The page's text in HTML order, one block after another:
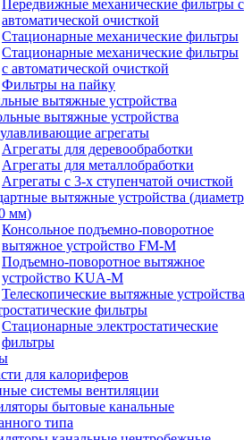
Передвижные механические фильтры с
автоматической очисткой
Стационарные механические фильтры
Стационарные механические фильтры
с автоматической очисткой
Фильтры на пайку
вытяжные устройства
вытяжные устройства
агрегаты
Агрегаты для деревообработки
Агрегаты для металлобработки
Агрегаты с 3-х ступенчатой очисткой
вытяжные устройства (диаметр
мм)
Консольное подъемно-поворотное
вытяжное устройство FM-M
Подъемно-поворотное вытяжное
устройство KUA-M
Телескопические вытяжные устройства
фильтры
Стационарные электростатические
фильтры
для калориферов
системы вентиляции
бытовые канальные
типа